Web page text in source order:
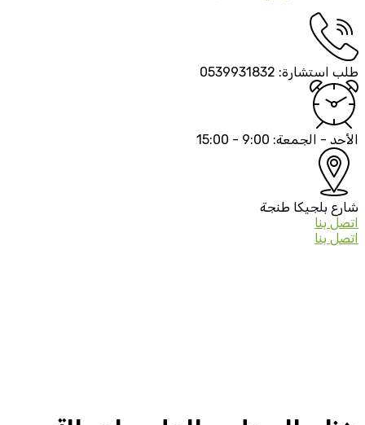
طلب استشارة: 0539931832
الأحد - الجمعة: 9:00 - 15:00
شارع بلجيكا طنجة
اتصل بنا
اتصل بنا